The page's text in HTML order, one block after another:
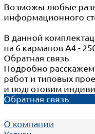
Возможы любые
информационного
В данной
на 6 карманов А4 -
Обратная связь
Подробно расскажем
работ и типовых
и подготовим
Обратная связь
О компании